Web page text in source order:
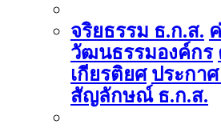
จริยธรรม ธ.ก.ส.
วัฒนธรรมองค์กร
เกียรติยศ ประกา
สัญลักษณ์ ธ.ก.ส.